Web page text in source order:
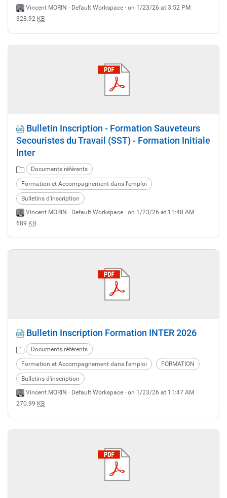
Vincent MORIN · Default Workspace · on 1/23/26 at 3:52 PM
328.92 KB
Bulletin Inscription - Formation Sauveteurs
Secouristes du Travail (SST) - Formation Initiale
Inter
Documents référents
Formation et Accompagnement dans l'emploi
Bulletins d'inscription
Vincent MORIN · Default Workspace · on 1/23/26 at 11:48 AM
689 KB
Bulletin Inscription Formation INTER 2026
Documents référents
Formation et Accompagnement dans l'emploi FORMATION
Bulletins d'inscription
Vincent MORIN · Default Workspace · on 1/23/26 at 11:47 AM
270.99 KB